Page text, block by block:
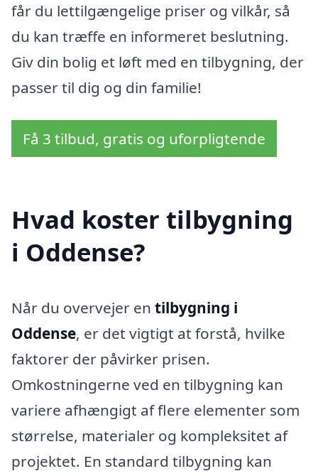
får du lettilgængelige priser og vilkår, så
du kan træffe en informeret beslutning.
Giv din bolig et løft med en tilbygning, der
passer til dig og din familie!
Få 3 tilbud, gratis og uforpligtende
Hvad koster tilbygning
i Oddense?
Når du overvejer en tilbygning i
Oddense, er det vigtigt at forstå, hvilke
faktorer der påvirker prisen.
Omkostningerne ved en tilbygning kan
variere afhængigt af flere elementer som
størrelse, materialer og kompleksitet af
projektet. En standard tilbygning kan